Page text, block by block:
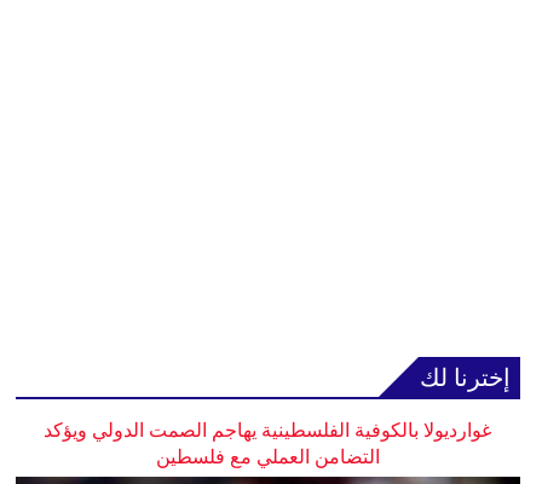
إخترنا لك
غوارديولا بالكوفية الفلسطينية يهاجم الصمت الدولي ويؤكد
التضامن العملي مع فلسطين